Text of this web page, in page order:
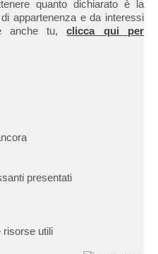
quanto dichiarato è la
appartenenza e da interessi
anche tu,clicca qui per
presentati
risorse utili